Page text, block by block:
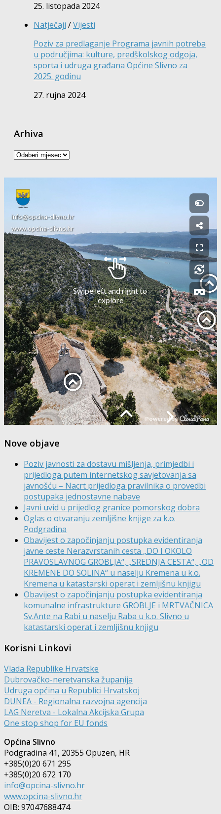
25. listopada 2024
Natječaji /Vijesti
Poziv za predlaganje Programa javnih potreba
u područjima: kulture, predškolskog odgoja,
sporta i udruga građana Općine Slivno za
2025. godinu
27. rujna 2024
Arhiva
Arhiva
Nove objave
Poziv javnosti za dostavu mišljenja, primjedbi i
prijedloga putem internetskog savjetovanja sa
javnošću – Nacrt prijedloga pravilnika o provedbi
postupaka jednostavne nabave
Javni uvid u prijedlog granice pomorskog dobra
Oglas o otvaranju zemljišne knjige za k.o.
Podgradina
Obavijest o započinjanju postupka evidentiranja
javne ceste Nerazvrstanih cesta „DO I OKOLO
PRAVOSLAVNOG GROBLJA“, „SREDNJA CESTA“, „OD
KREMENE DO SOLINA“ u naselju Kremena u k.o.
Kremena u katastarski operat i zemljišnu knjigu
Obavijest o započinjanju postupka evidentiranja
komunalne infrastrukture GROBLJE i MRTVAČNICA
Sv.Ante na Rabi u naselju Raba u k.o. Slivno u
katastarski operat i zemljišnu knjigu
Korisni Linkovi
Vlada Republike Hrvatske
Dubrovačko-neretvanska županija
Udruga općina u Republici Hrvatskoj
DUNEA - Regionalna razvojna agencija
LAG Neretva - Lokalna Akcijska Grupa
One stop shop for EU fonds
Općina Slivno
Podgradina 41, 20355 Opuzen, HR
+385(0)20 671 295
+385(0)20 672 170
info@opcina-slivno.hr
www.opcina-slivno.hr
OIB: 97047688474